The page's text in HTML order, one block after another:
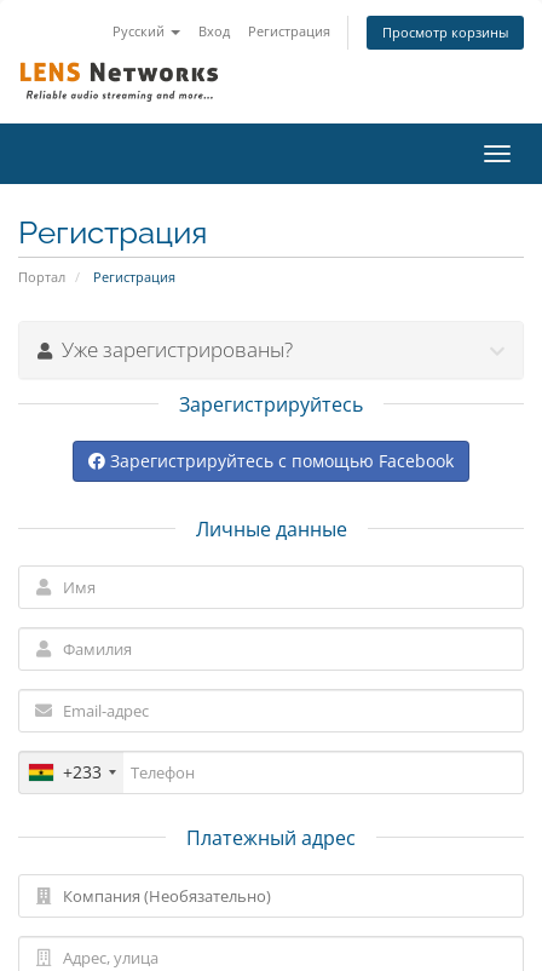
Русский Вход Регистрация Просмотр корзины
Регистрация
Портал Регистрация
Уже зарегистрированы?
Зарегистрируйтесь
Зарегистрируйтесь с помощью Facebook
Личные данные
+233
Платежный адрес